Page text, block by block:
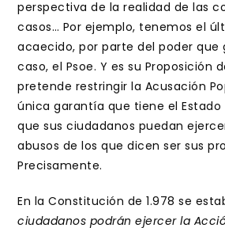
perspectiva de la realidad de las
casos… Por ejemplo, tenemos el
acaecido, por parte del poder que
caso, el Psoe. Y es su Proposición
pretende restringir la Acusación
única garantía que tiene el Estado
que sus ciudadanos puedan
abusos de los que dicen ser sus
Precisamente.
En la Constitución de 1.978 se
ciudadanos podrán ejercer la